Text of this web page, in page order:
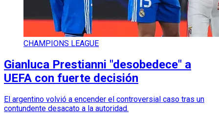
CHAMPIONS LEAGUE
Gianluca Prestianni "desobedece" a
UEFA con fuerte decisión
El argentino volvió a encender el controversial caso tras un
contundente desacato a la autoridad.